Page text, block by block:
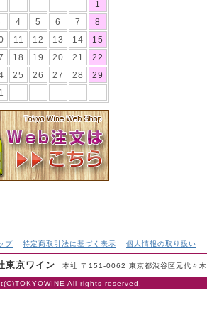
1
4 5 6 7
8
11 12 13 14
15
18 19 20 21
22
25 26 27 28
29
プ 特定商取引法に基づく表示 個人情報の取り扱い
東京ワイン 本社 〒151-0062 東京都渋谷区元代
All rights reserved.